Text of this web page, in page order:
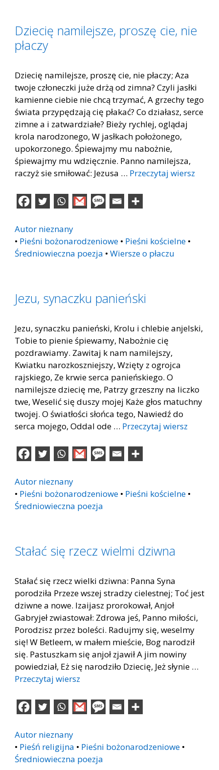
Dziecię namilejsze, proszę cie, nie
płaczy
Dziecię namilejsze, proszę cie, nie płaczy; Aza
twoje członeczki juże drżą od zimna? Czyli jasłki
kamienne ciebie nie chcą trzymać, A grzechy tego
świata przypędzają cię płakać? Co działasz, serce
zimne a i zatwardziałe? Bieży rychlej, oglądaj
krola narodzonego, W jasłkach położonego,
upokorzonego. Śpiewajmy mu nabożnie,
śpiewajmy mu wdzięcznie. Panno namilejsza,
raczyż sie smiłować: Jezusa … Przeczytaj wiersz
Autor nieznany
• Pieśni bożonarodzeniowe • Pieśni kościelne •
Średniowieczna poezja • Wiersze o płaczu
Jezu, synaczku panieński
Jezu, synaczku panieński, Krolu i chlebie anjelski,
Tobie to pienie śpiewamy, Nabożnie cię
pozdrawiamy. Zawitaj k nam namilejszy,
Kwiatku narozkoszniejszy, Wzięty z ogrojca
rajskiego, Ze krwie serca panieńskiego. O
namilejsze dziecię me, Patrzy grzeszny na liczko
twe, Weselić się duszy mojej Każe głos matuchny
twojej. O światłości słońca tego, Nawiedź do
serca mojego, Oddal ode … Przeczytaj wiersz
Autor nieznany
• Pieśni bożonarodzeniowe • Pieśni kościelne •
Średniowieczna poezja
Stałać się rzecz wielmi dziwna
Stałać się rzecz wielki dziwna: Panna Syna
porodziła Przeze wszej stradzy cielestnej; Toć jest
dziwne a nowe. Izaijasz prorokował, Anjoł
Gabryjeł zwiastował: Zdrowa jeś, Panno miłości,
Porodzisz przez boleści. Radujmy się, weselmy
się! W Betleem, w małem mieście, Bog narodził
się. Pastuszkam się anjoł zjawił A jim nowiny
powiedział, Eż się narodziło Dziecię, Jeż słynie …
Przeczytaj wiersz
Autor nieznany
• Pieśń religijna • Pieśni bożonarodzeniowe •
Średniowieczna poezja